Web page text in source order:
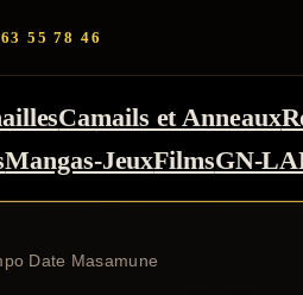
55 78 46
Camails et Anneaux
Mangas-JeuxFilmsGN-
Date Masamune